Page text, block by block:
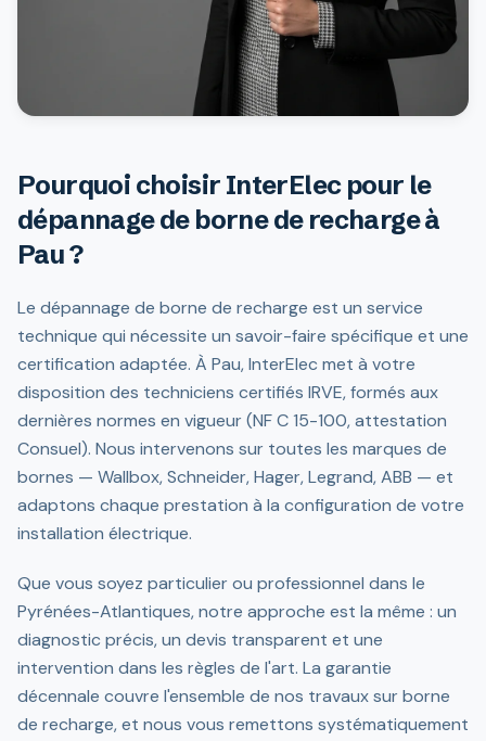
Pourquoi choisir InterElec pour le
dépannage de borne de recharge à
Pau ?
Le dépannage de borne de recharge est un service
technique qui nécessite un savoir-faire spécifique et une
certification adaptée. À Pau, InterElec met à votre
disposition des techniciens certifiés IRVE, formés aux
dernières normes en vigueur (NF C 15-100, attestation
Consuel). Nous intervenons sur toutes les marques de
bornes — Wallbox, Schneider, Hager, Legrand, ABB — et
adaptons chaque prestation à la configuration de votre
installation électrique.
Que vous soyez particulier ou professionnel dans le
Pyrénées-Atlantiques, notre approche est la même : un
diagnostic précis, un devis transparent et une
intervention dans les règles de l'art. La garantie
décennale couvre l'ensemble de nos travaux sur borne
de recharge, et nous vous remettons systématiquement